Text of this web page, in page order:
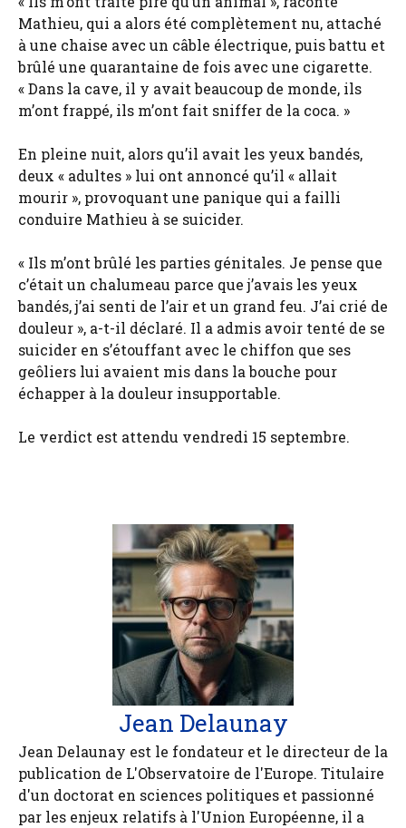
Mathieu, qui a alors été complètement nu, attaché
à une chaise avec un câble électrique, puis battu et
brûlé une quarantaine de fois avec une cigarette.
« Dans la cave, il y avait beaucoup de monde, ils
m’ont frappé, ils m’ont fait sniffer de la coca. »
En pleine nuit, alors qu’il avait les yeux bandés,
deux « adultes » lui ont annoncé qu’il « allait
mourir », provoquant une panique qui a failli
conduire Mathieu à se suicider.
« Ils m’ont brûlé les parties génitales. Je pense que
c’était un chalumeau parce que j’avais les yeux
bandés, j’ai senti de l’air et un grand feu. J’ai crié de
douleur », a-t-il déclaré. Il a admis avoir tenté de se
suicider en s’étouffant avec le chiffon que ses
geôliers lui avaient mis dans la bouche pour
échapper à la douleur insupportable.
Le verdict est attendu vendredi 15 septembre.
Jean Delaunay
Jean Delaunay est le fondateur et le directeur de la
publication de L'Observatoire de l'Europe. Titulaire
d'un doctorat en sciences politiques et passionné
par les enjeux relatifs à l'Union Européenne, il a